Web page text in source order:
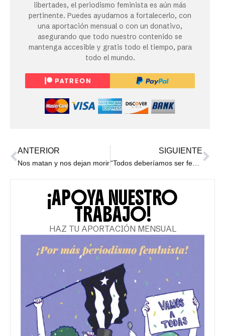
libertades, el periodismo feminista es aún más
pertinente. Puedes ayudarnos a fortalecerlo, con
una aportación mensual o con un donativo,
asegurando que todo nuestro contenido se
mantenga accesible y gratis todo el tiempo, para
todo el mundo.
ANTERIOR
Nos matan y nos dejan morir
SIGUIENTE
“Todos deberíamos ser feministas”, de Chimamanda Ngozi Adichie
¡APOYA NUESTRO
TRABAJO!
HAZ TU APORTACIÓN MENSUAL